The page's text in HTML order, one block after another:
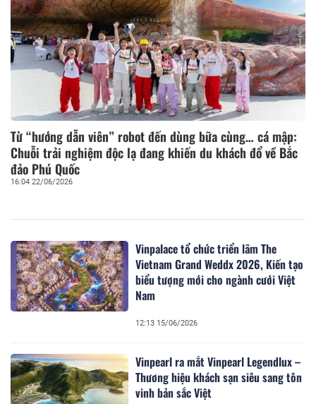
Từ “hướng dẫn viên” robot đến dùng bữa cùng… cá mập:
Chuỗi trải nghiệm độc lạ đang khiến du khách đổ về Bắc
đảo Phú Quốc
16:04 22/06/2026
Vinpalace tổ chức triển lãm The
Vietnam Grand Weddx 2026, Kiến tạo
biểu tượng mới cho ngành cưới Việt
Nam
12:13 15/06/2026
Vinpearl ra mắt Vinpearl Legendlux –
Thương hiệu khách sạn siêu sang tôn
vinh bản sắc Việt